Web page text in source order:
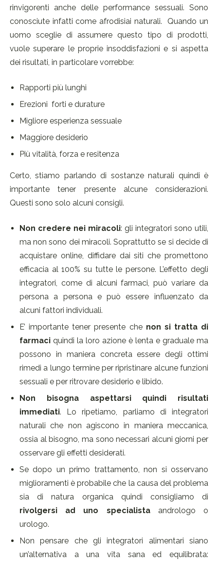
rinvigorenti anche delle performance sessuali. Sono
conosciute infatti come afrodisiai naturali. Quando un
uomo sceglie di assumere questo tipo di prodotti,
vuole superare le proprie insoddisfazioni e si aspetta
dei risultati, in particolare vorrebbe:
Rapporti più lunghi
Erezioni forti e durature
Migliore esperienza sessuale
Maggiore desiderio
Più vitalità, forza e resitenza
Certo, stiamo parlando di sostanze naturali quindi è
importante tener presente alcune considerazioni.
Questi sono solo alcuni consigli.
Non credere nei miracoli: gli integratori sono utili,
ma non sono dei miracoli. Soprattutto se si decide di
acquistare online, diffidare dai siti che promettono
efficacia al 100% su tutte le persone. L’effetto degli
integratori, come di alcuni farmaci, può variare da
persona a persona e può essere influenzato da
alcuni fattori individuali.
E’ importante tener presente chenon si tratta di
farmaci quindi la loro azione è lenta e graduale ma
possono in maniera concreta essere degli ottimi
rimedi a lungo termine per ripristinare alcune funzioni
sessuali e per ritrovare desiderio e libido.
Non bisogna aspettarsi quindi risultati
immediati. Lo ripetiamo, parliamo di integratori
naturali che non agiscono in maniera meccanica,
ossia al bisogno, ma sono necessari alcuni giorni per
osservare gli effetti desiderati.
Se dopo un primo trattamento, non si osservano
miglioramenti è probabile che la causa del problema
sia di natura organica quindi consigliamo di
rivolgersi ad uno specialistaandrologo o
urologo.
Non pensare che gli integratori alimentari siano
un’alternativa a una vita sana ed equilibrata: